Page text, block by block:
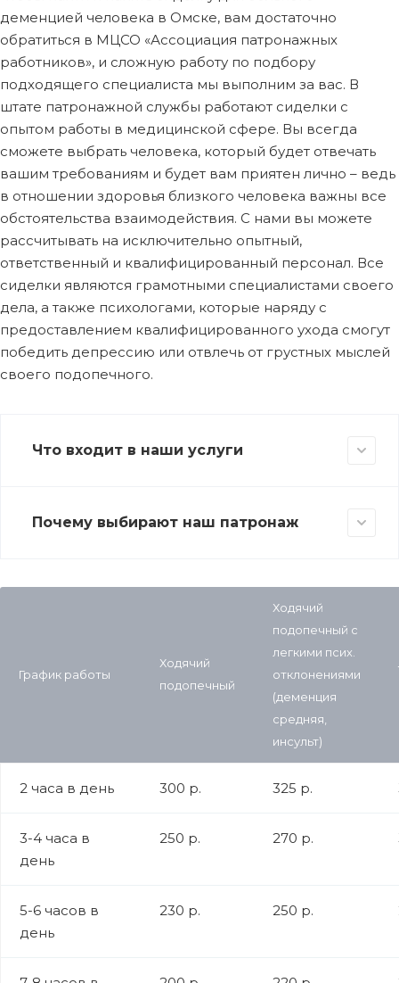
деменцией человека в Омске, вам достаточно
обратиться в МЦСО «Ассоциация патронажных
работников», и сложную работу по подбору
подходящего специалиста мы выполним за вас. В
штате патронажной службы работают сиделки с
опытом работы в медицинской сфере. Вы всегда
сможете выбрать человека, который будет отвечать
вашим требованиям и будет вам приятен лично – ведь
в отношении здоровья близкого человека важны все
обстоятельства взаимодействия. С нами вы можете
рассчитывать на исключительно опытный,
ответственный и квалифицированный персонал. Все
сиделки являются грамотными специалистами своего
дела, а также психологами, которые наряду с
предоставлением квалифицированного ухода смогут
победить депрессию или отвлечь от грустных мыслей
своего подопечного.
Что входит в наши услуги
Почему выбирают наш патронаж
График работы
Ходячий
подопечный
Ходячий
подопечный с
легкими псих.
отклонениями
(деменция
средняя,
инсульт)
2 часа в день 300 р. 325 р.
3-4 часа в
день
250 р. 270 р.
5-6 часов в
день
230 р. 250 р.